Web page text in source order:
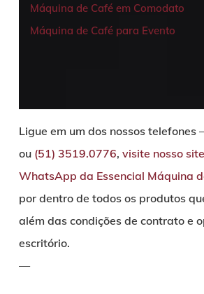
Máquina de Café em Comodato
Máquina de Café para Evento
Ligue em um dos nossos telefones –
ou (51) 3519.0776, visite nosso site
WhatsApp da Essencial Máquina
por dentro de todos os produtos
além das condições de contrato e
escritório.
—